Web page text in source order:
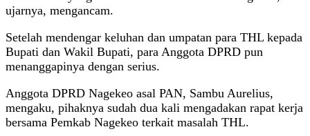
ujarnya, mengancam.
Setelah mendengar keluhan dan umpatan para THL kepada
Bupati dan Wakil Bupati, para Anggota DPRD pun
menanggapinya dengan serius.
Anggota DPRD Nagekeo asal PAN, Sambu Aurelius,
mengaku, pihaknya sudah dua kali mengadakan rapat kerja
bersama Pemkab Nagekeo terkait masalah THL.